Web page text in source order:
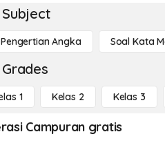
Pengertian Angka Soal Kata
1 Kelas 2 Kelas 3
Campuran gratis